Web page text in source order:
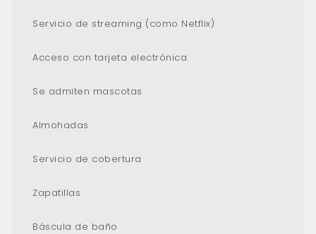
Servicio de streaming (como Netflix)
Acceso con tarjeta electrónica
Se admiten mascotas
Almohadas
Servicio de cobertura
Zapatillas
Báscula de baño